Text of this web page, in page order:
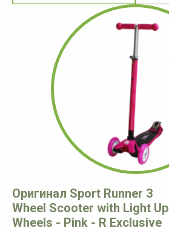
Оригинал Sport Runner 3
Wheel Scooter with Light Up
Wheels - Pink - R Exclusive